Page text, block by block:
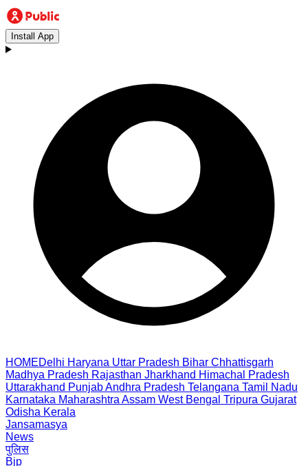
Install App
HOMEDelhi Haryana Uttar Pradesh Bihar Chhattisgarh
Madhya Pradesh Rajasthan Jharkhand Himachal Pradesh
Uttarakhand PunjabAndhra Pradesh Telangana Tamil Nadu
Karnataka Maharashtra Assam West Bengal Tripura Gujarat
Odisha Kerala
Jansamasya
News
पुलिस
Bjp